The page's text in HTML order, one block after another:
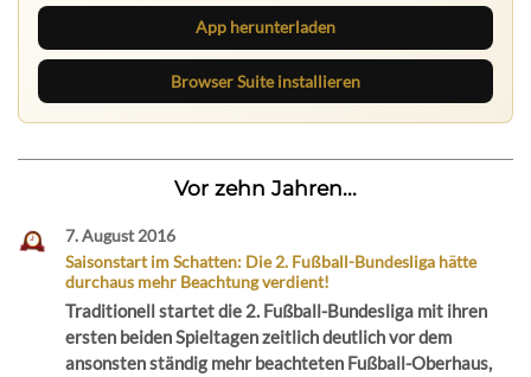
App herunterladen
Browser Suite installieren
Vor zehn Jahren...
7. August 2016
Saisonstart im Schatten: Die 2. Fußball-Bundesliga hätte
durchaus mehr Beachtung verdient!
Traditionell startet die 2. Fußball-Bundesliga mit ihren
ersten beiden Spieltagen zeitlich deutlich vor dem
ansonsten ständig mehr beachteten Fußball-Oberhaus,